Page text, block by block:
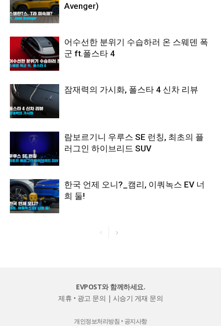
Avenger)
어수선한 분위기 수습하러 온 스웨덴 폭
군 ft.폴스타 4
잠재력의 가시화, 폴스타 4 신차 리뷰
람보르기니 우루스 SE 런칭, 최초의 플
러그인 하이브리드 SUV
한국 언제 오니?_캠리, 이쿼녹스 EV 너
희 둘!
EVPOST와 함께하세요.
제휴 • 광고 문의 | 시승기 게재 문의
개인정보처리방침 • 공지사항